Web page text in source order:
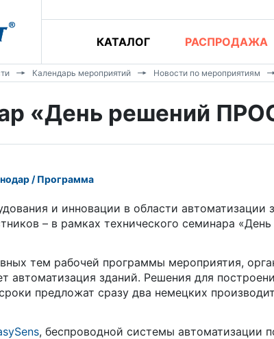
КАТАЛОГ РАСПРОДАЖА
Календарь мероприятий Новости по мероприятиям
«День решений
/ Программа
и инновации в области автоматизации
– в рамках технического семинара
тем рабочей программы мероприятия,
автоматизация зданий. Решения для
предложат сразу два немецких
, беспроводной системы автоматизации